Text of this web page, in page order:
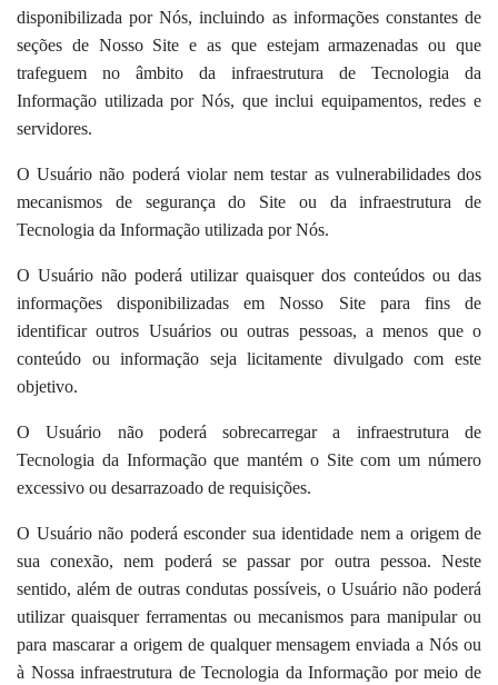
disponibilizada por Nós, incluindo as informações constantes de
seções de Nosso Site e as que estejam armazenadas ou que
trafeguem no âmbito da infraestrutura de Tecnologia da
Informação utilizada por Nós, que inclui equipamentos, redes e
servidores.
O Usuário não poderá violar nem testar as vulnerabilidades dos
mecanismos de segurança do Site ou da infraestrutura de
Tecnologia da Informação utilizada por Nós.
O Usuário não poderá utilizar quaisquer dos conteúdos ou das
informações disponibilizadas em Nosso Site para fins de
identificar outros Usuários ou outras pessoas, a menos que o
conteúdo ou informação seja licitamente divulgado com este
objetivo.
O Usuário não poderá sobrecarregar a infraestrutura de
Tecnologia da Informação que mantém o Site com um número
excessivo ou desarrazoado de requisições.
O Usuário não poderá esconder sua identidade nem a origem de
sua conexão, nem poderá se passar por outra pessoa. Neste
sentido, além de outras condutas possíveis, o Usuário não poderá
utilizar quaisquer ferramentas ou mecanismos para manipular ou
para mascarar a origem de qualquer mensagem enviada a Nós ou
à Nossa infraestrutura de Tecnologia da Informação por meio de